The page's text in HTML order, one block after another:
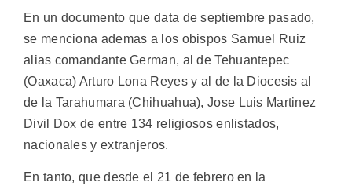
En un documento que data de septiembre pasado,
se menciona ademas a los obispos Samuel Ruiz
alias comandante German, al de Tehuantepec
(Oaxaca) Arturo Lona Reyes y al de la Diocesis al
de la Tarahumara (Chihuahua), Jose Luis Martinez
Divil Dox de entre 134 religiosos enlistados,
nacionales y extranjeros.
En tanto, que desde el 21 de febrero en la